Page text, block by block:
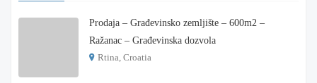
Prodaja – Građevinsko zemljište – 600m2 –
Ražanac – Građevinska dozvola
Rtina, Croatia